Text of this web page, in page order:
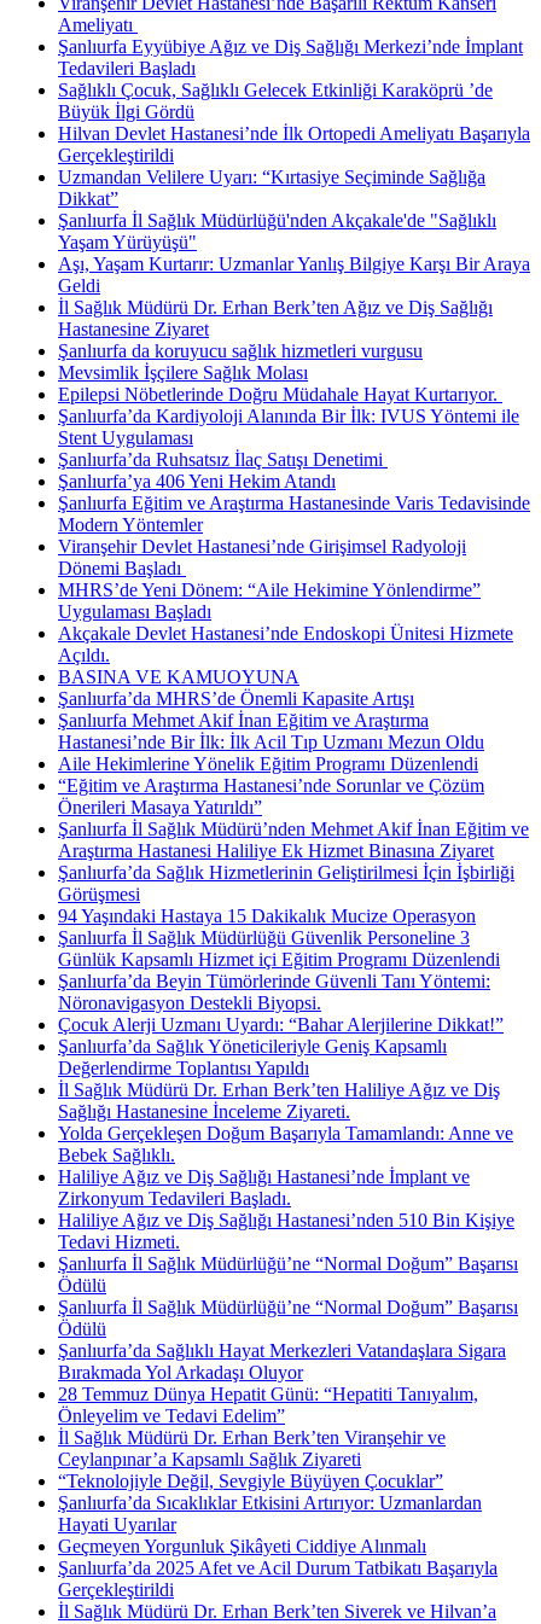
Ameliyatı ​
Şanlıurfa Eyyübiye Ağız ve Diş Sağlığı Merkezi’nde İmplant
Tedavileri Başladı
Sağlıklı Çocuk, Sağlıklı Gelecek Etkinliği Karaköprü ’de
Büyük İlgi Gördü
Hilvan Devlet Hastanesi’nde İlk Ortopedi Ameliyatı Başarıyla
Gerçekleştirildi
Uzmandan Velilere Uyarı: “Kırtasiye Seçiminde Sağlığa
Dikkat”
Şanlıurfa İl Sağlık Müdürlüğü'nden Akçakale'de "Sağlıklı
Yaşam Yürüyüşü"
Aşı, Yaşam Kurtarır: Uzmanlar Yanlış Bilgiye Karşı Bir Araya
Geldi
İl Sağlık Müdürü Dr. Erhan Berk’ten Ağız ve Diş Sağlığı
Hastanesine Ziyaret
Şanlıurfa da koruyucu sağlık hizmetleri vurgusu
Mevsimlik İşçilere Sağlık Molası
Epilepsi Nöbetlerinde Doğru Müdahale Hayat Kurtarıyor. ​
Şanlıurfa’da Kardiyoloji Alanında Bir İlk: IVUS Yöntemi ile
Stent Uygulaması
Şanlıurfa’da Ruhsatsız İlaç Satışı Denetimi ​
Şanlıurfa’ya 406 Yeni Hekim Atandı
Şanlıurfa Eğitim ve Araştırma Hastanesinde Varis Tedavisinde
Modern Yöntemler
Viranşehir Devlet Hastanesi’nde Girişimsel Radyoloji
Dönemi Başladı ​
MHRS’de Yeni Dönem: “Aile Hekimine Yönlendirme”
Uygulaması Başladı
Akçakale Devlet Hastanesi’nde Endoskopi Ünitesi Hizmete
Açıldı.
BASINA VE KAMUOYUNA
Şanlıurfa’da MHRS’de Önemli Kapasite Artışı
Şanlıurfa Mehmet Akif İnan Eğitim ve Araştırma
Hastanesi’nde Bir İlk: İlk Acil Tıp Uzmanı Mezun Oldu
Aile Hekimlerine Yönelik Eğitim Programı Düzenlendi
“Eğitim ve Araştırma Hastanesi’nde Sorunlar ve Çözüm
Önerileri Masaya Yatırıldı”
Şanlıurfa İl Sağlık Müdürü’nden Mehmet Akif İnan Eğitim ve
Araştırma Hastanesi Haliliye Ek Hizmet Binasına Ziyaret
Şanlıurfa’da Sağlık Hizmetlerinin Geliştirilmesi İçin İşbirliği
Görüşmesi
94 Yaşındaki Hastaya 15 Dakikalık Mucize Operasyon
Şanlıurfa İl Sağlık Müdürlüğü Güvenlik Personeline 3
Günlük Kapsamlı Hizmet içi Eğitim Programı Düzenlendi
Şanlıurfa’da Beyin Tümörlerinde Güvenli Tanı Yöntemi:
Nöronavigasyon Destekli Biyopsi.
Çocuk Alerji Uzmanı Uyardı: “Bahar Alerjilerine Dikkat!”
Şanlıurfa’da Sağlık Yöneticileriyle Geniş Kapsamlı
Değerlendirme Toplantısı Yapıldı
İl Sağlık Müdürü Dr. Erhan Berk’ten Haliliye Ağız ve Diş
Sağlığı Hastanesine İnceleme Ziyareti.
Yolda Gerçekleşen Doğum Başarıyla Tamamlandı: Anne ve
Bebek Sağlıklı.
Haliliye Ağız ve Diş Sağlığı Hastanesi’nde İmplant ve
Zirkonyum Tedavileri Başladı.
Haliliye Ağız ve Diş Sağlığı Hastanesi’nden 510 Bin Kişiye
Tedavi Hizmeti.
Şanlıurfa İl Sağlık Müdürlüğü’ne “Normal Doğum” Başarısı
Ödülü
Şanlıurfa İl Sağlık Müdürlüğü’ne “Normal Doğum” Başarısı
Ödülü
Şanlıurfa’da Sağlıklı Hayat Merkezleri Vatandaşlara Sigara
Bırakmada Yol Arkadaşı Oluyor
28 Temmuz Dünya Hepatit Günü: “Hepatiti Tanıyalım,
Önleyelim ve Tedavi Edelim”
İl Sağlık Müdürü Dr. Erhan Berk’ten Viranşehir ve
Ceylanpınar’a Kapsamlı Sağlık Ziyareti
“Teknolojiyle Değil, Sevgiyle Büyüyen Çocuklar”
Şanlıurfa’da Sıcaklıklar Etkisini Artırıyor: Uzmanlardan
Hayati Uyarılar
Geçmeyen Yorgunluk Şikâyeti Ciddiye Alınmalı
Şanlıurfa’da 2025 Afet ve Acil Durum Tatbikatı Başarıyla
Gerçekleştirildi
İl Sağlık Müdürü Dr. Erhan Berk’ten Siverek ve Hilvan’a